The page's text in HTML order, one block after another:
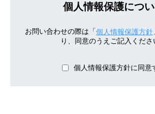
個人情報保護につ
お問い合わせの際は「個人情報保護方針
り、同意のうえご記入くださ
個人情報保護方針に同意